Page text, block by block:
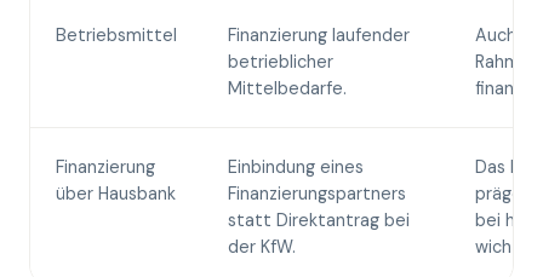
Betriebsmittel
Finanzierung laufender
betrieblicher
Mittelbedarfe.
Auch
Finanzierung
über Hausbank
Einbindung eines
Finanzierungspartners
statt Direktantrag bei
der KfW.
Das
bei
wichtig.